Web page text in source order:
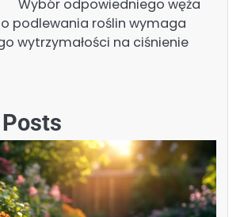
Wybór odpowiedniego węża
podlewania roślin wymaga
wytrzymałości na ciśnienie